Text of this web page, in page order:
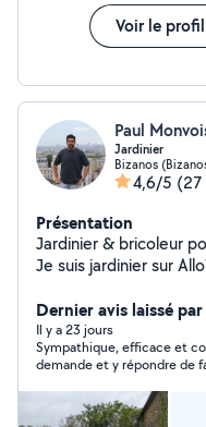
Voir le profil
Paul
Jardinier
Bizanos
4,6/5 (27
Présentation
Jardinier & bricoleur polyvalent soigné et
Je suis jardinier sur
remise en état,
bricolage (pose de
Sérieux, bien équipé,
Intervention possible
Dernier avis laissé
Il y a 23 jours
Sympathique, efficace et
demande et y répondre de